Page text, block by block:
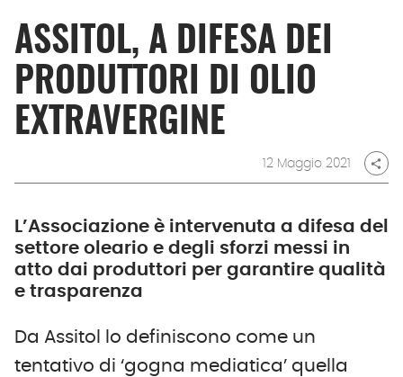
ASSITOL, A DIFESA DEI
PRODUTTORI DI OLIO
EXTRAVERGINE
12 Maggio 2021 share
L’Associazione è intervenuta a difesa del
settore oleario e degli sforzi messi in
atto dai produttori per garantire qualità
e trasparenza
Da Assitol lo definiscono come un
tentativo di ‘gogna mediatica’ quella